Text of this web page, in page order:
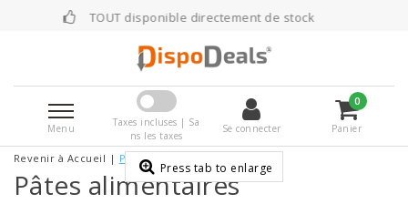
TOUT disponible directement de stock
Menu
Taxes incluses | Sa
ns les taxes
Se connecter
0
Panier
Revenir à Accueil | Pâtes alimentaires
Pâtes alimentaires
Press tab to enlarge